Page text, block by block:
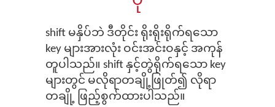
shift မနှိပ်ဘဲ ဒီတိုင်း ရိုးရိုးရိုက်ရသော
key များအားလုံး ဝင်းအင်းဝနှင့် အကုန်
တူပါသည်။ shift နှင့်တွဲရိုက်⁠ရသော key
များတွင် မလိုရာတချို့ဖြုတ်၍ လိုရာ
တချို့ ဖြ​ည့်စွက်ထားပါသည်။